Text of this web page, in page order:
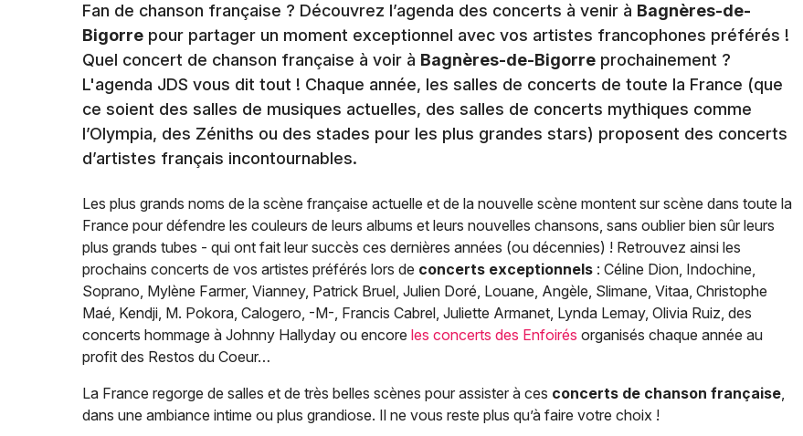
Fan de chanson française ? Découvrez l’agenda des concerts à venir à Bagnères-de-
Bigorre pour partager un moment exceptionnel avec vos artistes francophones préférés !
Quel concert de chanson française à voir à Bagnères-de-Bigorre prochainement ?
L'agenda JDS vous dit tout ! Chaque année, les salles de concerts de toute la France (que
ce soient des salles de musiques actuelles, des salles de concerts mythiques comme
l’Olympia, des Zéniths ou des stades pour les plus grandes stars) proposent des concerts
d’artistes français incontournables.
Les plus grands noms de la scène française actuelle et de la nouvelle scène montent sur scène dans toute la
France pour défendre les couleurs de leurs albums et leurs nouvelles chansons, sans oublier bien sûr leurs
plus grands tubes - qui ont fait leur succès ces dernières années (ou décennies) ! Retrouvez ainsi les
prochains concerts de vos artistes préférés lors de concerts exceptionnels : Céline Dion, Indochine,
Soprano, Mylène Farmer, Vianney, Patrick Bruel, Julien Doré, Louane, Angèle, Slimane, Vitaa, Christophe
Maé, Kendji, M. Pokora, Calogero, -M-, Francis Cabrel, Juliette Armanet, Lynda Lemay, Olivia Ruiz, des
concerts hommage à Johnny Hallyday ou encore les concerts des Enfoirés organisés chaque année au
profit des Restos du Coeur…
La France regorge de salles et de très belles scènes pour assister à ces concerts de chanson française,
dans une ambiance intime ou plus grandiose. Il ne vous reste plus qu’à faire votre choix !